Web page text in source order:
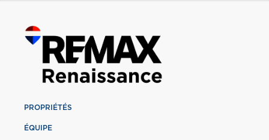
PROPRIÉTÉS
ÉQUIPE